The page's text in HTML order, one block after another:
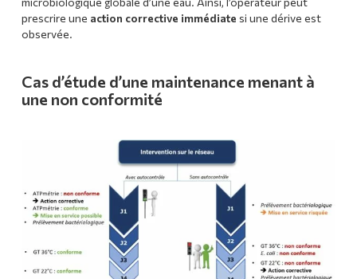
prescrire une action corrective immédiate si une dérive est
observée.
Cas d’étude d’une maintenance menant à
une non conformité